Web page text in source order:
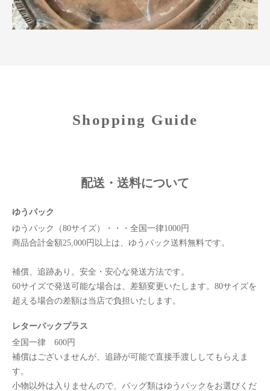
Shopping Guide
配送・送料について
ゆうパック
ゆうパック（80サイズ）・・・全国一律1000円
商品合計金額25,000円以上は、ゆうパック送料無料です。
補償、追跡あり。安全・安心な発送方法です。
60サイズで発送可能な場合は、差額変更いたします。80サイズを
超える場合の差額は当店で負担いたします。
レターパックプラス
全国一律 600円
補償はございませんが、追跡が可能で直接手渡ししてもらえま
す。
小物以外は入りませんので、バッグ類はゆうパックをお選びくだ